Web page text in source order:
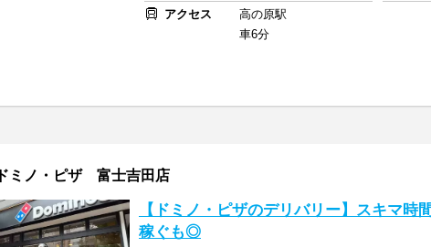
アクセス
高の原駅
車6分
ドミノ・ピザ 富士吉田店
【ドミノ・ピザのデリバリー】スキマ時
稼ぐも◎